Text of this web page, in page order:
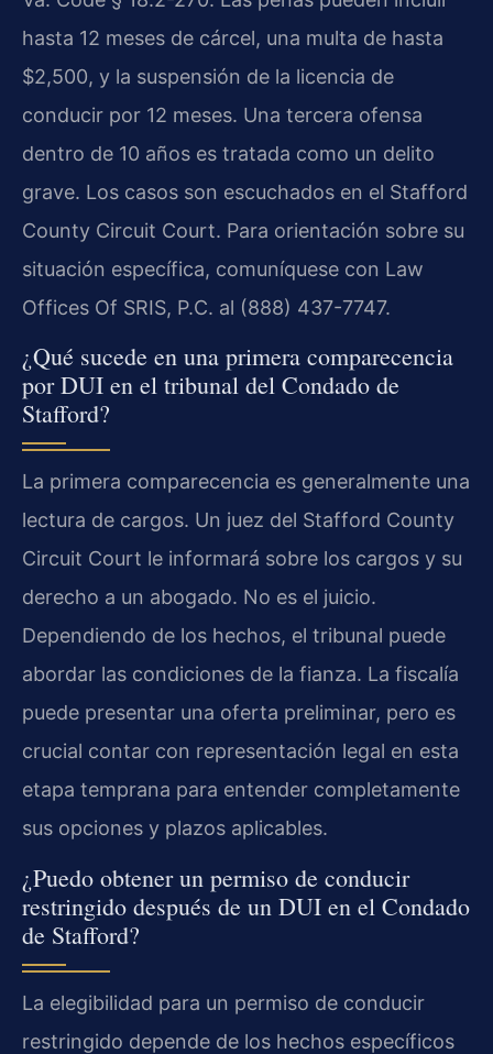
hasta 12 meses de cárcel, una multa de hasta
$2,500, y la suspensión de la licencia de
conducir por 12 meses. Una tercera ofensa
dentro de 10 años es tratada como un delito
grave. Los casos son escuchados en el Stafford
County Circuit Court. Para orientación sobre su
situación específica, comuníquese con Law
Offices Of SRIS, P.C. al (888) 437-7747.
¿Qué sucede en una primera comparecencia
por DUI en el tribunal del Condado de
Stafford?
La primera comparecencia es generalmente una
lectura de cargos. Un juez del Stafford County
Circuit Court le informará sobre los cargos y su
derecho a un abogado. No es el juicio.
Dependiendo de los hechos, el tribunal puede
abordar las condiciones de la fianza. La fiscalía
puede presentar una oferta preliminar, pero es
crucial contar con representación legal en esta
etapa temprana para entender completamente
sus opciones y plazos aplicables.
¿Puedo obtener un permiso de conducir
restringido después de un DUI en el Condado
de Stafford?
La elegibilidad para un permiso de conducir
restringido depende de los hechos específicos